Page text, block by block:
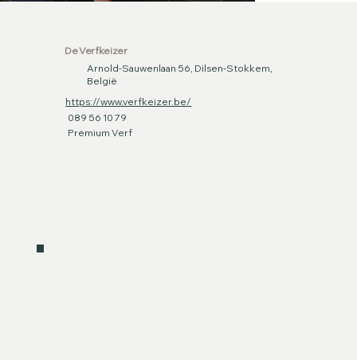
De Verfkeizer
Arnold-Sauwenlaan 56, Dilsen-Stokkem,
België
https://www.verfkeizer.be/
089 56 10 79
Premium Verf